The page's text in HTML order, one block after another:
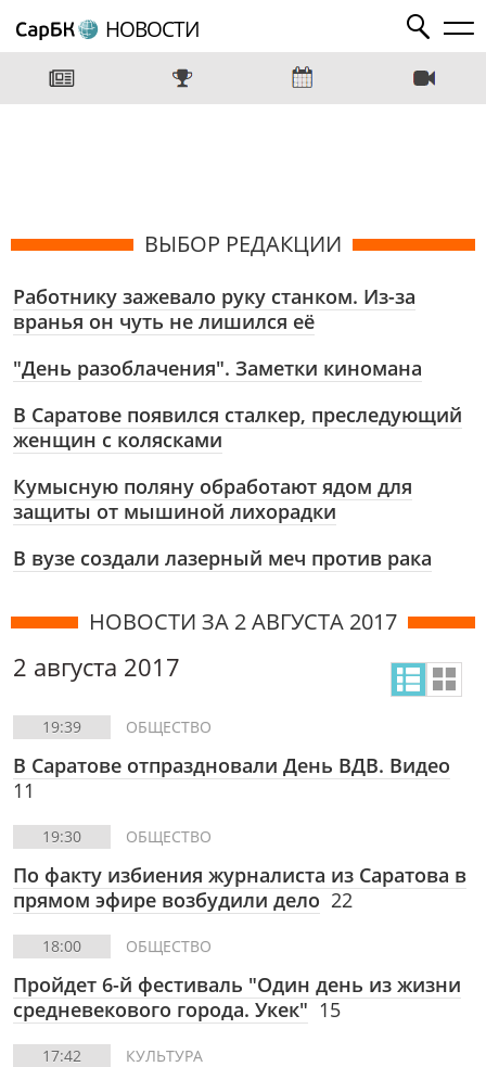
НОВОСТИ
ВЫБОР РЕДАКЦИИ
Работнику зажевало руку станком. Из-за
вранья он чуть не лишился её
"День разоблачения". Заметки киномана
В Саратове появился сталкер, преследующий
женщин с колясками
Кумысную поляну обработают ядом для
защиты от мышиной лихорадки
В вузе создали лазерный меч против рака
НОВОСТИ ЗА 2 АВГУСТА 2017
2 августа 2017
19:39 ОБЩЕСТВО
В Саратове отпраздновали День ВДВ. Видео
11
19:30 ОБЩЕСТВО
По факту избиения журналиста из Саратова в
прямом эфире возбудили дело 22
18:00 ОБЩЕСТВО
Пройдет 6-й фестиваль "Один день из жизни
средневекового города. Укек" 15
17:42 КУЛЬТУРА